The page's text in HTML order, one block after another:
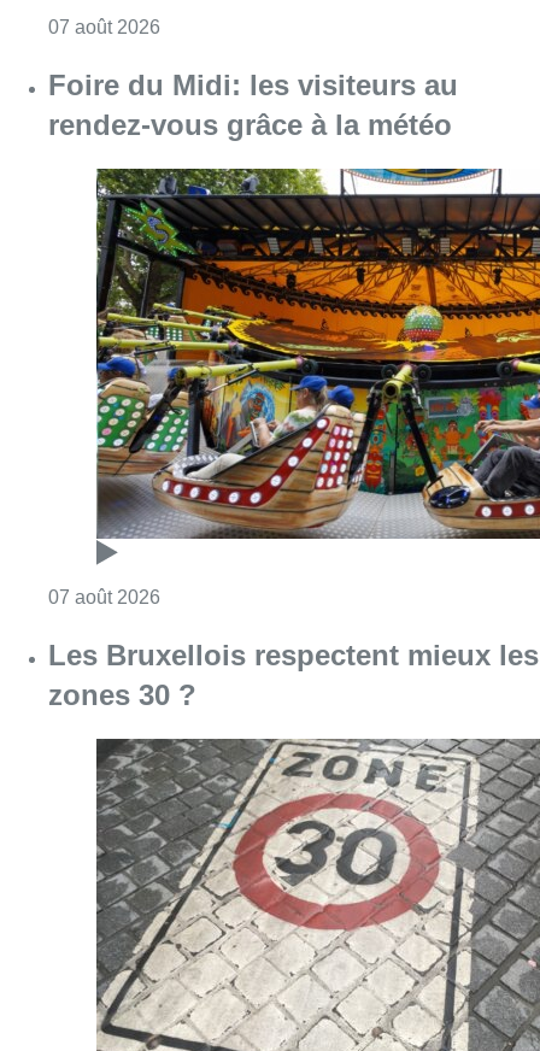
07 août 2026 Consulter l'article "Foire du Midi: les
Les Bruxellois respectent mieux les
zones 30 ?
07 août 2026Consulter l'article "Les Bruxellois
Deux mineurs interpellés après un
vol à main armée dans un
commerce bruxellois